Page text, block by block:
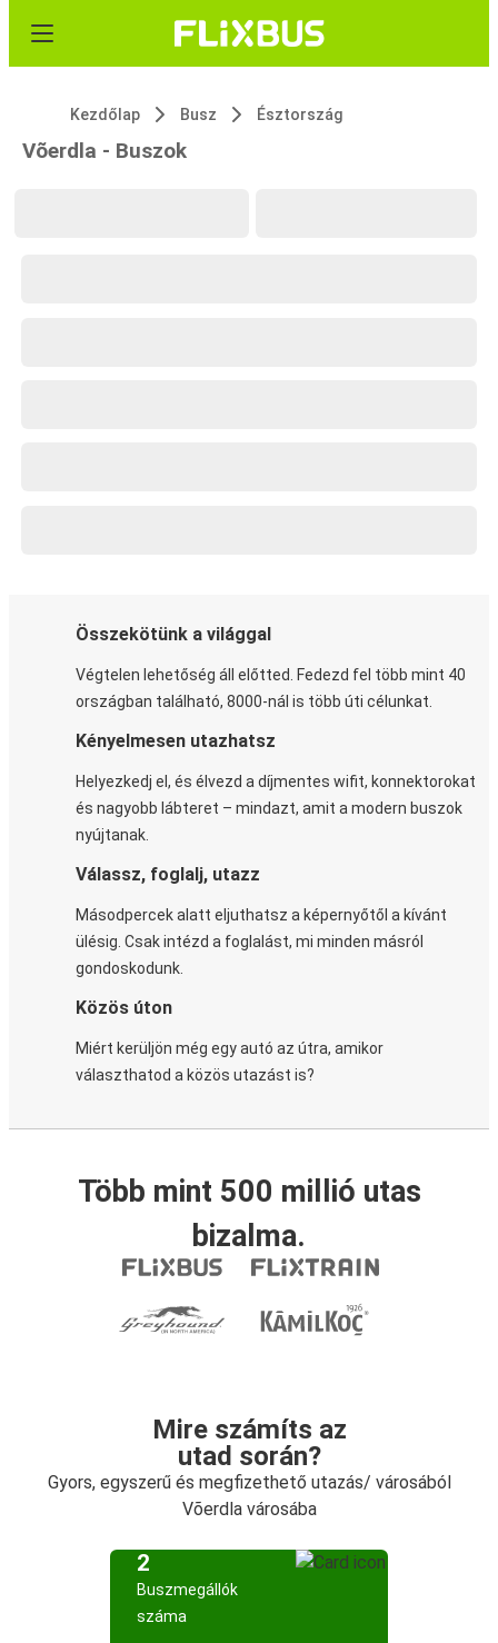
Kezdőlap Busz Észtország
Võerdla - Buszok
Összekötünk a világgal
Végtelen lehetőség áll előtted. Fedezd fel több mint 40
országban található, 8000-nál is több úti célunkat.
Kényelmesen utazhatsz
Helyezkedj el, és élvezd a díjmentes wifit, konnektorokat
és nagyobb lábteret – mindazt, amit a modern buszok
nyújtanak.
Válassz, foglalj, utazz
Másodpercek alatt eljuthatsz a képernyőtől a kívánt
ülésig. Csak intézd a foglalást, mi minden másról
gondoskodunk.
Közös úton
Miért kerüljön még egy autó az útra, amikor
választhatod a közös utazást is?
Több mint 500 millió utas
bizalma.
Mire számíts az
utad során?
Gyors, egyszerű és megfizethető utazás/ városából
Võerdla városába
2
Buszmegállók
száma